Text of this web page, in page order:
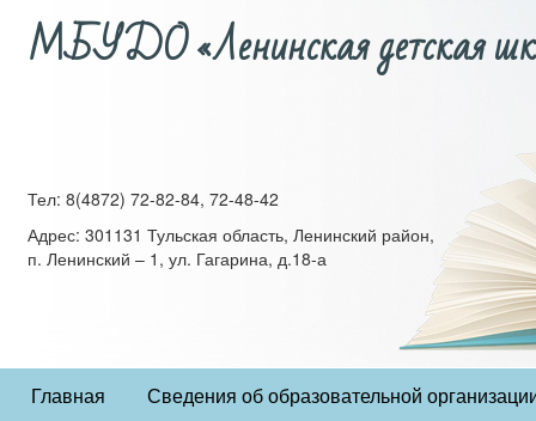
МБУДО «Ленинская детская
Тел: 8(4872) 72-82-84, 72-48-42
Адрес: 301131 Тульская область, Ленинский район,
п. Ленинский – 1, ул. Гагарина, д.18-а
Главная
Сведения об образовательной